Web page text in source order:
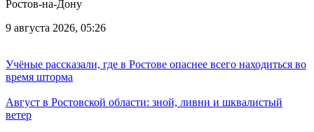
Ростов-на-Дону
9 августа 2026, 05:26
Учёные рассказали, где в Ростове опаснее всего находиться во
время шторма
Август в Ростовской области: зной, ливни и шквалистый
ветер